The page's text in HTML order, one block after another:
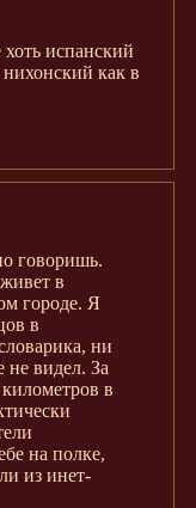
испанский
нихонский как в
говоришь.
в
городе. Я
в
ни
видел. За
в
на полке,
из инет-